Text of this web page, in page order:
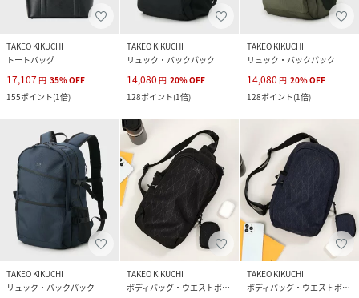
TAKEO KIKUCHI
トートバッグ
17,107 円 35%OFF
155ポイント(1倍)
TAKEO KIKUCHI
リュック・バックパック
14,080 円 20%OFF
128ポイント(1倍)
TAKEO KIKUCHI
リュック・バックパック
14,080 円 20%OFF
128ポイント(1倍)
TAKEO KIKUCHI
リュック・バックパック
TAKEO KIKUCHI
ボディバッグ・ウエストポーチ
TAKEO KIKUCHI
ボディバッグ・ウエストポーチ